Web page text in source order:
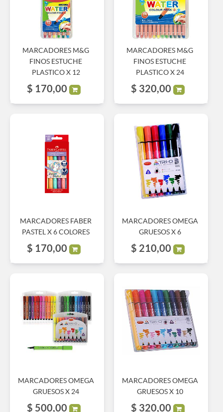
MARCADORES M&G
FINOS ESTUCHE
PLASTICO X 12
$ 170,00
MARCADORES M&G
FINOS ESTUCHE
PLASTICO X 24
$ 320,00
MARCADORES FABER
PASTEL X 6 COLORES
$ 170,00
MARCADORES OMEGA
GRUESOS X 6
$ 210,00
MARCADORES OMEGA
GRUESOS X 24
$ 500,00
MARCADORES OMEGA
GRUESOS X 10
$ 320,00